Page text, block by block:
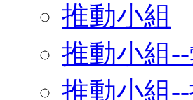
推動小組
推動小組
推動小組